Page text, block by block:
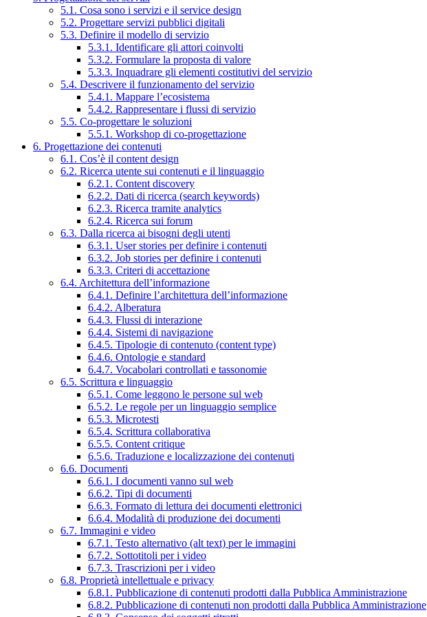
5.1. Cosa sono i servizi e il service design
5.2. Progettare servizi pubblici digitali
5.3. Definire il modello di servizio
5.3.1. Identificare gli attori coinvolti
5.3.2. Formulare la proposta di valore
5.3.3. Inquadrare gli elementi costitutivi del servizio
5.4. Descrivere il funzionamento del servizio
5.4.1. Mappare l’ecosistema
5.4.2. Rappresentare i flussi di servizio
5.5. Co-progettare le soluzioni
5.5.1. Workshop di co-progettazione
6. Progettazione dei contenuti
6.1. Cos’è il content design
6.2. Ricerca utente sui contenuti e il linguaggio
6.2.1. Content discovery
6.2.2. Dati di ricerca (search keywords)
6.2.3. Ricerca tramite analytics
6.2.4. Ricerca sui forum
6.3. Dalla ricerca ai bisogni degli utenti
6.3.1. User stories per definire i contenuti
6.3.2. Job stories per definire i contenuti
6.3.3. Criteri di accettazione
6.4. Architettura dell’informazione
6.4.1. Definire l’architettura dell’informazione
6.4.2. Alberatura
6.4.3. Flussi di interazione
6.4.4. Sistemi di navigazione
6.4.5. Tipologie di contenuto (content type)
6.4.6. Ontologie e standard
6.4.7. Vocabolari controllati e tassonomie
6.5. Scrittura e linguaggio
6.5.1. Come leggono le persone sul web
6.5.2. Le regole per un linguaggio semplice
6.5.3. Microtesti
6.5.4. Scrittura collaborativa
6.5.5. Content critique
6.5.6. Traduzione e localizzazione dei contenuti
6.6. Documenti
6.6.1. I documenti vanno sul web
6.6.2. Tipi di documenti
6.6.3. Formato di lettura dei documenti elettronici
6.6.4. Modalità di produzione dei documenti
6.7. Immagini e video
6.7.1. Testo alternativo (alt text) per le immagini
6.7.2. Sottotitoli per i video
6.7.3. Trascrizioni per i video
6.8. Proprietà intellettuale e privacy
6.8.1. Pubblicazione di contenuti prodotti dalla Pubblica Amministrazione
6.8.2. Pubblicazione di contenuti non prodotti dalla Pubblica Amministrazione